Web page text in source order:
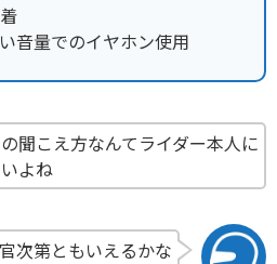
音量でのイヤホン使用
聞こえ方なんてライダー本人に
よね
次第ともいえるかな